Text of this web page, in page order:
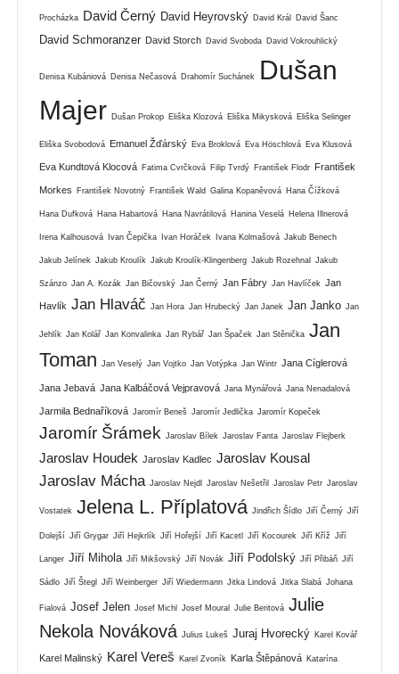
Procházka David Černý David Heyrovský David Král David Šanc
David Schmoranzer David Storch David Svoboda David Vokrouhlický
Denisa Kubániová Denisa Nečasová Drahomír Suchánek
Dušan
Majer Dušan Prokop Eliška Klozová Eliška Mikysková Eliška Selinger
Eliška Svobodová Emanuel Žďárský Eva Broklová Eva Höschlová Eva Klusová
Eva Kundtová Klocová Fatima Cvrčková Filip Tvrdý František Flodr František
Morkes František Novotný František Wald Galina Kopaněvová Hana Čížková
Hana Dufková Hana Habartová Hana Navrátilová Hanina Veselá Helena Illnerová
Irena Kalhousová Ivan Čepička Ivan Horáček Ivana Kolmašová Jakub Benech
Jakub Jelínek Jakub Kroulík Jakub Kroulík-Klingenberg Jakub Rozehnal Jakub
Szánzo Jan A. Kozák Jan Bičovský Jan Černý Jan Fábry Jan Havlíček Jan
Havlík Jan Hlaváč Jan Hora Jan Hrubecký Jan Janek Jan Janko Jan
Jehlík Jan Kolář Jan Konvalinka Jan Rybář Jan Špaček Jan Stěnička Jan
Toman
Jan Veselý Jan Vojtko Jan Votýpka Jan Wintr Jana Cíglerová
Jana Jebavá Jana Kalbáčová Vejpravová Jana Mynářová Jana Nenadalová
Jarmila Bednaříková Jaromír Beneš Jaromír Jedlička Jaromír Kopeček
Jaromír Šrámek Jaroslav Bílek Jaroslav Fanta Jaroslav Flejberk
Jaroslav Houdek Jaroslav Kadlec Jaroslav Kousal
Jaroslav Mácha Jaroslav Nejdl Jaroslav Nešetřil Jaroslav Petr Jaroslav
Vostatek Jelena L. Příplatová Jindřich Šídlo Jiří Černý Jiří
Dolejší Jiří Grygar Jiří Hejkrlík Jiří Hořejší Jiří Kacetl Jiří Kocourek Jiří Kříž Jiří
Langer Jiří Mihola Jiří Mikšovský Jiří Novák Jiří Podolský Jiří Přibáň Jiří
Sádlo Jiří Štegl Jiří Weinberger Jiří Wiedermann Jitka Lindová Jitka Slabá Johana
Fialová Josef Jelen Josef Michl Josef Moural Julie Beritová Julie
Nekola Nováková Julius Lukeš Juraj Hvorecký Karel Kovář
Karel Malinský Karel Vereš Karel Zvoník Karla Štěpánová Katarína